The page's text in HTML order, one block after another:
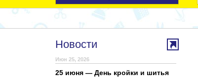
Новости
Июн 25, 2026
25 июня — День кройки и шитья